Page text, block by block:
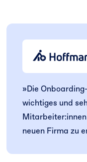
» Die
wichtiges und
neuen Firma zu